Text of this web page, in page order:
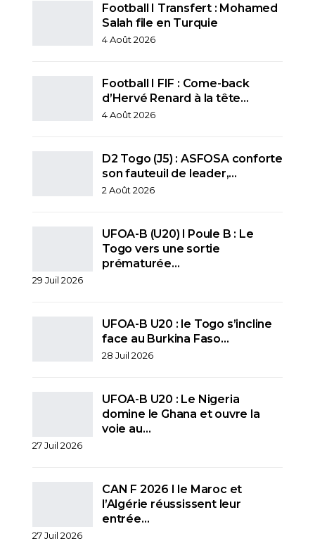
Football I Transfert : Mohamed
Salah file en Turquie
4 Août 2026
Football I FIF : Come-back
d’Hervé Renard à la tête…
4 Août 2026
D2 Togo (J5) : ASFOSA conforte
son fauteuil de leader,…
2 Août 2026
UFOA-B (U20) l Poule B : Le
Togo vers une sortie
prématurée…
29 Juil 2026
UFOA-B U20 : le Togo s’incline
face au Burkina Faso…
28 Juil 2026
UFOA-B U20 : Le Nigeria
domine le Ghana et ouvre la
voie au…
27 Juil 2026
CAN F 2026 I le Maroc et
l’Algérie réussissent leur
entrée…
27 Juil 2026